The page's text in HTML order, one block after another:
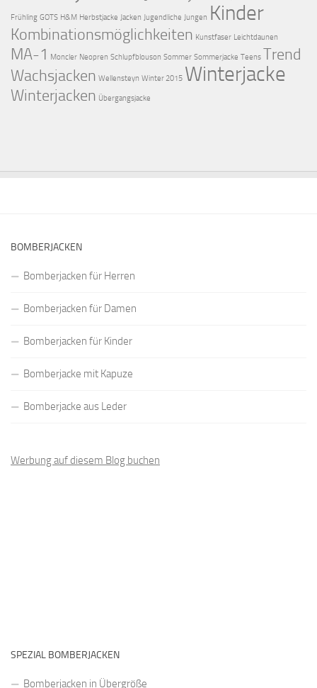
Frühling GOTS H&M Herbstjacke Jacken Jugendliche Jungen Kinder
Kombinationsmöglichkeiten Kunstfaser Leichtdaunen
MA-1 Moncler Neopren Schlupfblouson Sommer Sommerjacke Teens Trend
Wachsjacken Wellensteyn Winter 2015 Winterjacke
Winterjacken Übergangsjacke
BOMBERJACKEN
Bomberjacken für Herren
Bomberjacken für Damen
Bomberjacken für Kinder
Bomberjacke mit Kapuze
Bomberjacke aus Leder
Werbung auf diesem Blog buchen
SPEZIAL BOMBERJACKEN
Bomberjacken in Übergröße